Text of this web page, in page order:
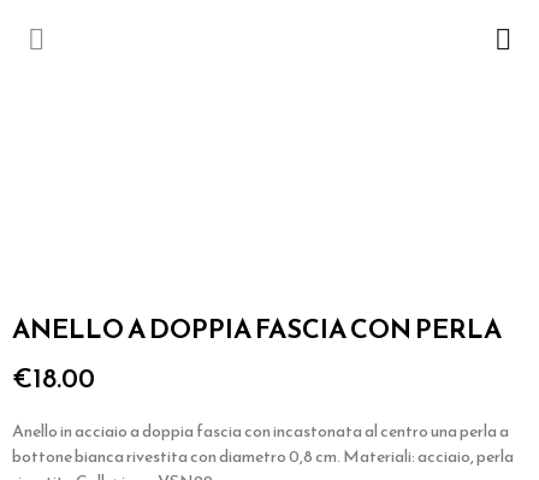
ANELLO A DOPPIA FASCIA CON PERLA
€18.00
Anello in acciaio a doppia fascia con incastonata al centro una perla a
bottone bianca rivestita con diametro 0,8 cm. Materiali: acciaio, perla